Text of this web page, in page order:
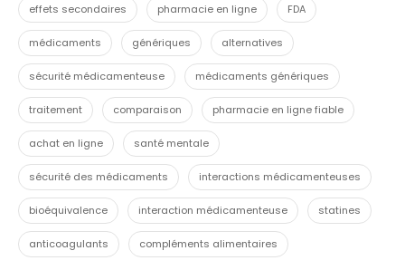
effets secondaires pharmacie en ligne FDA
médicaments génériques alternatives
sécurité médicamenteuse médicaments génériques
traitement comparaison pharmacie en ligne fiable
achat en ligne santé mentale
sécurité des médicaments interactions médicamenteuses
bioéquivalence interaction médicamenteuse statines
anticoagulants compléments alimentaires